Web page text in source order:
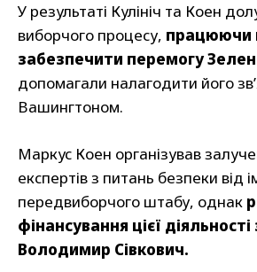
У результаті Кулініч та Коен
виборчого процесу, працюючи
забезпечити перемогу
допомагали налагодити його
Вашингтоном.
Маркус Коен організував
експертів з питань безпеки від
передвиборчого штабу, однак
фінансування цієї
Володимир Сівкович.